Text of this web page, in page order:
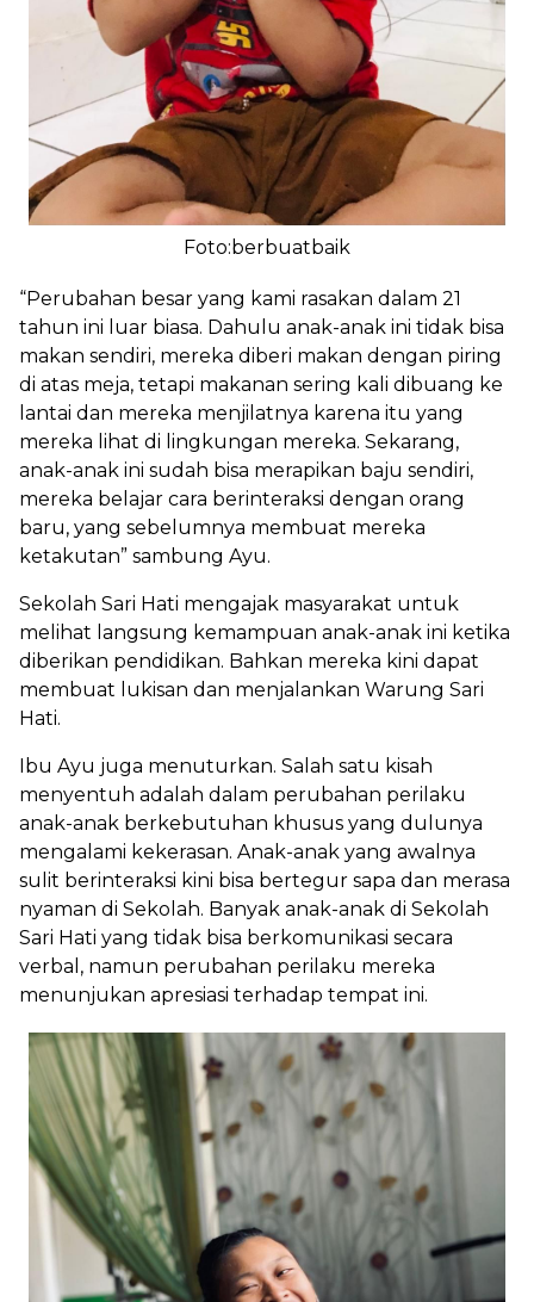
Foto:berbuatbaik
“Perubahan besar yang kami rasakan dalam 21
tahun ini luar biasa. Dahulu anak-anak ini tidak bisa
makan sendiri, mereka diberi makan dengan piring
di atas meja, tetapi makanan sering kali dibuang ke
lantai dan mereka menjilatnya karena itu yang
mereka lihat di lingkungan mereka. Sekarang,
anak-anak ini sudah bisa merapikan baju sendiri,
mereka belajar cara berinteraksi dengan orang
baru, yang sebelumnya membuat mereka
ketakutan” sambung Ayu.
Sekolah Sari Hati mengajak masyarakat untuk
melihat langsung kemampuan anak-anak ini ketika
diberikan pendidikan. Bahkan mereka kini dapat
membuat lukisan dan menjalankan Warung Sari
Hati.
Ibu Ayu juga menuturkan. Salah satu kisah
menyentuh adalah dalam perubahan perilaku
anak-anak berkebutuhan khusus yang dulunya
mengalami kekerasan. Anak-anak yang awalnya
sulit berinteraksi kini bisa bertegur sapa dan merasa
nyaman di Sekolah. Banyak anak-anak di Sekolah
Sari Hati yang tidak bisa berkomunikasi secara
verbal, namun perubahan perilaku mereka
menunjukan apresiasi terhadap tempat ini.